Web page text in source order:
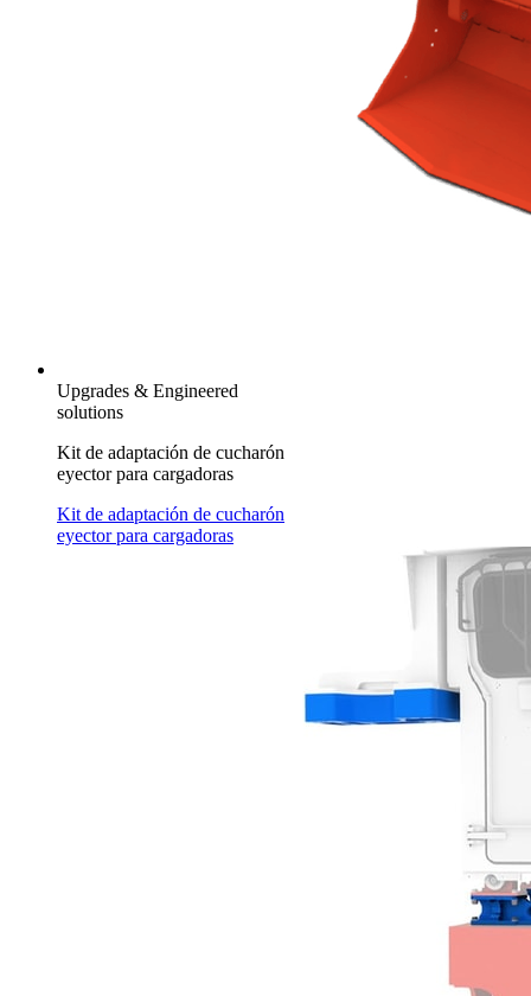
Upgrades & Engineered
solutions
Kit de adaptación de cucharón
eyector para cargadoras
Kit de adaptación de cucharón
eyector para cargadoras